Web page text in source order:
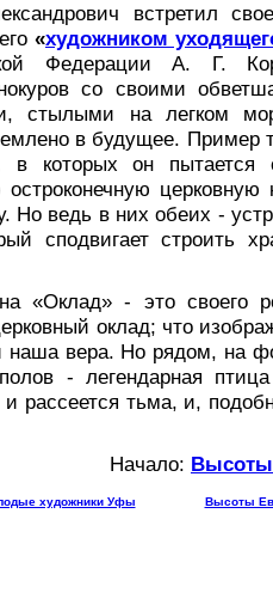
встретил
«художником
Федерации А. Г.
со своими
стылыми на легком
в будущее. Пример
в которых он пытается
остроко­нечную
Но ведь в них обеих -
сподвигает строить
«Оклад» - это своего
оклад; что
наша вера. Но рядом, на
- легендарная
рассеется тьма, и,
Начало: Высоты
художники Уфы Высоты